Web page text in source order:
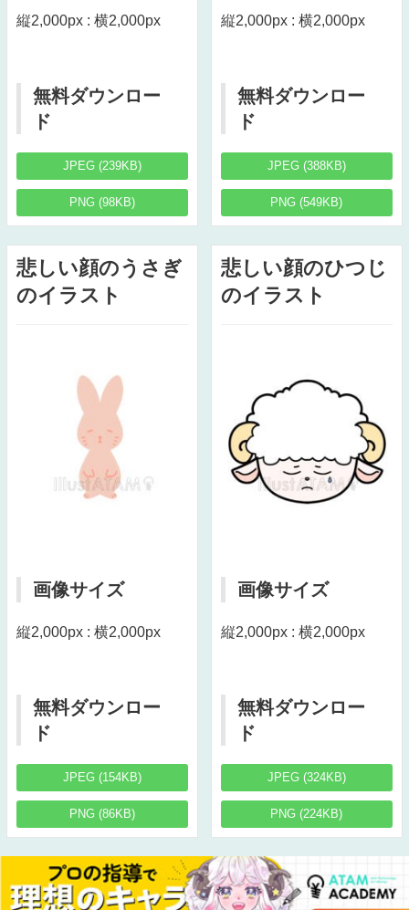
縦2,000px : 横2,000px
無料ダウンロー
ド
JPEG (239KB)
PNG (98KB)
縦2,000px : 横2,000px
無料ダウンロー
ド
JPEG (388KB)
PNG (549KB)
悲しい顔のうさぎ
のイラスト
画像サイズ
縦2,000px : 横2,000px
無料ダウンロー
ド
JPEG (154KB)
PNG (86KB)
悲しい顔のひつじ
のイラスト
画像サイズ
縦2,000px : 横2,000px
無料ダウンロー
ド
JPEG (324KB)
PNG (224KB)